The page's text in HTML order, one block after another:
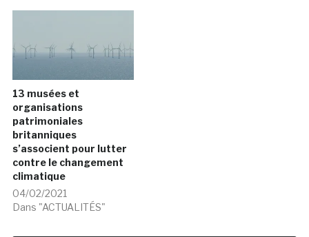
13 musées et
organisations
patrimoniales
britanniques
s’associent pour lutter
contre le changement
climatique
04/02/2021
Dans "ACTUALITÉS"